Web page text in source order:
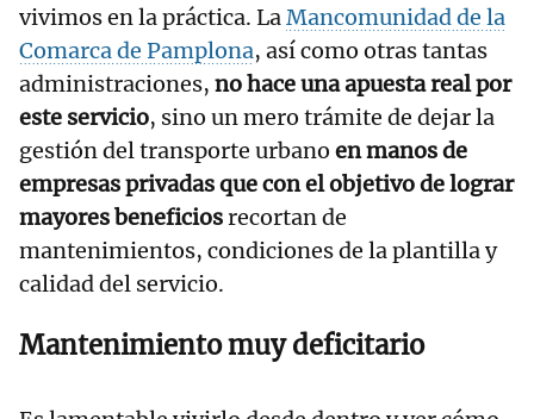
vivimos en la práctica. LaMancomunidad de la
Comarca de Pamplona, así como otras tantas
administraciones, no hace una apuesta real por
este servicio, sino un mero trámite de dejar la
gestión del transporte urbano en manos de
empresas privadas que con el objetivo de lograr
mayores beneficiosrecortan de
mantenimientos, condiciones de la plantilla y
calidad del servicio.
Mantenimiento muy deficitario